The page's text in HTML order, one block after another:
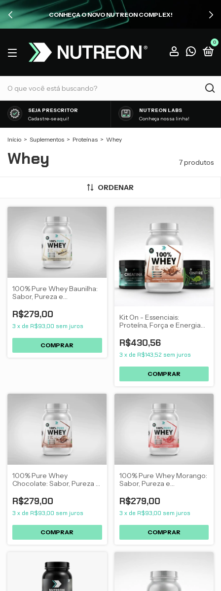
CONHEÇA O NOVO NUTREON COMPLEX!
0
SEJA PRESCRITOR
Cadastre-se aqui!
NUTREON LABS
Conheça nossa linha!
Início > Suplementos > Proteínas > Whey
Whey 7 produtos
ORDENAR
100% Pure Whey Baunilha:
Sabor, Pureza e
Treinos
R$279,00
3 x de R$93,00 sem juros
Kit On - Essenciais:
Proteína, Força e Energia
R$430,56
3 x de R$143,52 sem juros
100% Pure Whey
Chocolate: Sabor, Pureza e
Treinos
R$279,00
3 x de R$93,00 sem juros
100% Pure Whey Morango:
Sabor, Pureza e
Treinos
R$279,00
3 x de R$93,00 sem juros